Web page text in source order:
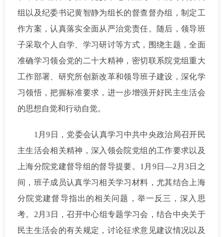
组以及纪委书记黄智静为组长的督查督办组，制定工
作方案，认真落实全面从严治党责任。随后，领导班
子采取个人自学、学习研讨等方式，围绕主题，全面
准确学习领会党的二十大精神，密切联系院党组重大
工作部署、研究所创新改革和领导班子建设，深化学
习领悟，把握标准要求，进一步增强开好民主生活会
的思想自觉和行动自觉。
1月9日，党委会认真学习中共中央政治局召开民
主生活会相关精神，深入领会院党组的工作要求以及
上海分院党建督导组的督导提要。1月9日—2月3日之
间，班子成员认真学习相关学习材料，尤其结合上海
分院党建督导指出的相关问题，举一反三，深入思
考。2月3日，召开中心组专题学习会，结合中央关于
民主生活会的有关规定，讨论征求意见建议情况以及